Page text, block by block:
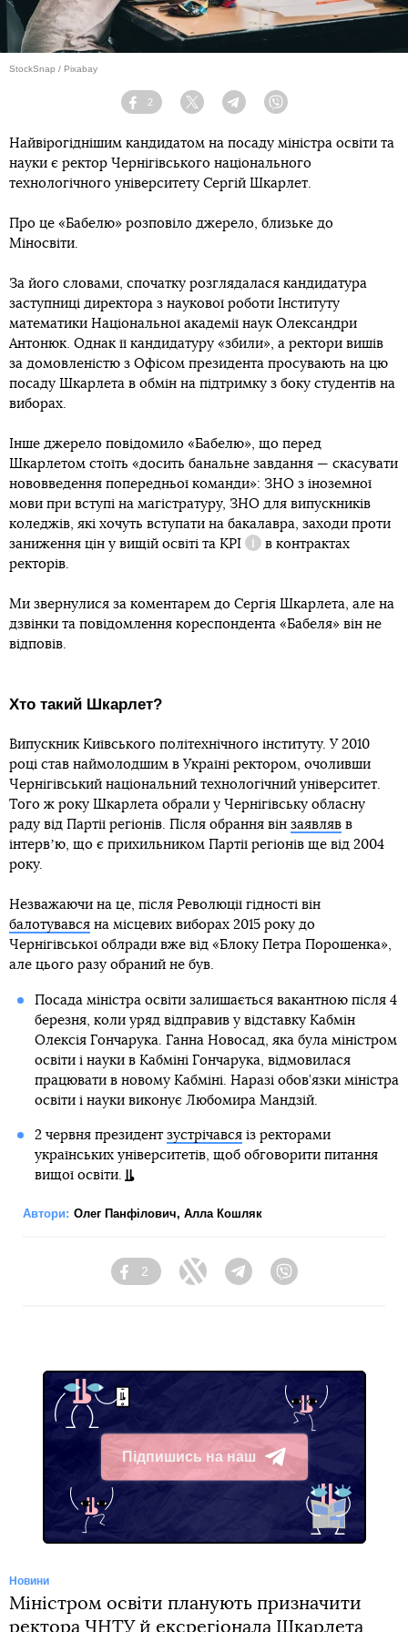
StockSnap / Pixabay
Facebook
2
Twitter TelegramViber
Найвірогіднішим кандидатом на посаду міністра освіти та
науки є ректор Чернігівського національного
технологічного університету Сергій Шкарлет.
Про це «Бабелю» розповіло джерело, близьке до
Міносвіти.
За його словами, спочатку розглядалася кандидатура
заступниці директора з наукової роботи Інституту
математики Національної академії наук Олександри
Антонюк. Однак її кандидатуру «збили», а ректори вишів
за домовленістю з Офісом президента просувають на цю
посаду Шкарлета в обмін на підтримку з боку студентів на
виборах.
Інше джерело повідомило «Бабелю», що перед
Шкарлетом стоїть «досить банальне завдання — скасувати
нововведення попередньої команди»: ЗНО з іноземної
мови при вступі на магістратуру, ЗНО для випускників
коледжів, які хочуть вступати на бакалавра, заходи проти
заниження цін у вищій освіті та KPI
Довідка
в контрактах
ректорів.
Ми звернулися за коментарем до Сергія Шкарлета, але на
дзвінки та повідомлення кореспондента «Бабеля» він не
відповів.
Хто такий Шкарлет?
Випускник Київського політехнічного інституту. У 2010
році став наймолодшим в Україні ректором, очоливши
Чернігівський національний технологічний університет.
Того ж року Шкарлета обрали у Чернігівську обласну
раду від Партії регіонів. Після обрання він заявляв в
інтервʼю, що є прихильником Партії регіонів ще від 2004
року.
Незважаючи на це, після Революції гідності він
балотувався на місцевих виборах 2015 року до
Чернігівської облради вже від «Блоку Петра Порошенка»,
але цього разу обраний не був.
Посада міністра освіти залишається вакантною після 4
березня, коли уряд відправив у відставку Кабмін
Олексія Гончарука. Ганна Новосад, яка була міністром
освіти і науки в Кабміні Гончарука, відмовилася
працювати в новому Кабміні. Наразі обов’язки міністра
освіти і науки виконує Любомира Мандзій.
2 червня президент зустрічавсяіз ректорами
українських університетів, щоб обговорити питання
вищої освіти.
Автори: Олег Панфілович, Алла Кошляк
Facebook
2
Twitter TelegramViber
Підпишись на наш
Telegram
Новини
Міністром освіти планують призначити
ректора ЧНТУ й ексрегіонала Шкарлета